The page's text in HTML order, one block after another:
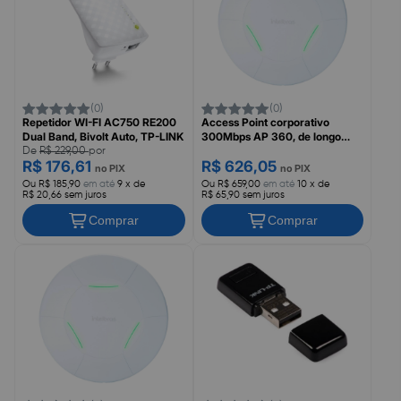
(0)
Repetidor WI-FI AC750 RE200
Dual Band, Bivolt Auto, TP-LINK
De R$ 229,00por
R$ 176,61 no PIX
Ou R$ 185,90 em até 9 x de
R$ 20,66 sem juros
Comprar
(0)
Access Point corporativo
300Mbps AP 360, de longo
4750009, INTELBRAS
R$ 626,05 no PIX
Ou R$ 659,00em até 10 x de
R$ 65,90 sem juros
Comprar